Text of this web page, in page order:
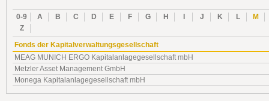
0-9 A B C D E F G H J K L
M
Z
Fonds der Kapitalverwaltungsgesellschaft
MEAG MUNICH ERGO Kapitalanlagegesellschaft mbH
Metzler Asset Management GmbH
Monega Kapitalanlagegesellschaft mbH